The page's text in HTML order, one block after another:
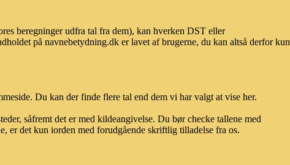
beregninger udfra tal fra dem), kan hverken DST eller
på navnebetydning.dk er lavet af brugerne, du kan altså derfor kun
Du kan der finde flere tal end dem vi har valgt at vise her.
såfremt det er med kildeangivelse. Du bør checke tallene med
er det kun iorden med forudgående skriftlig tilladelse fra os.